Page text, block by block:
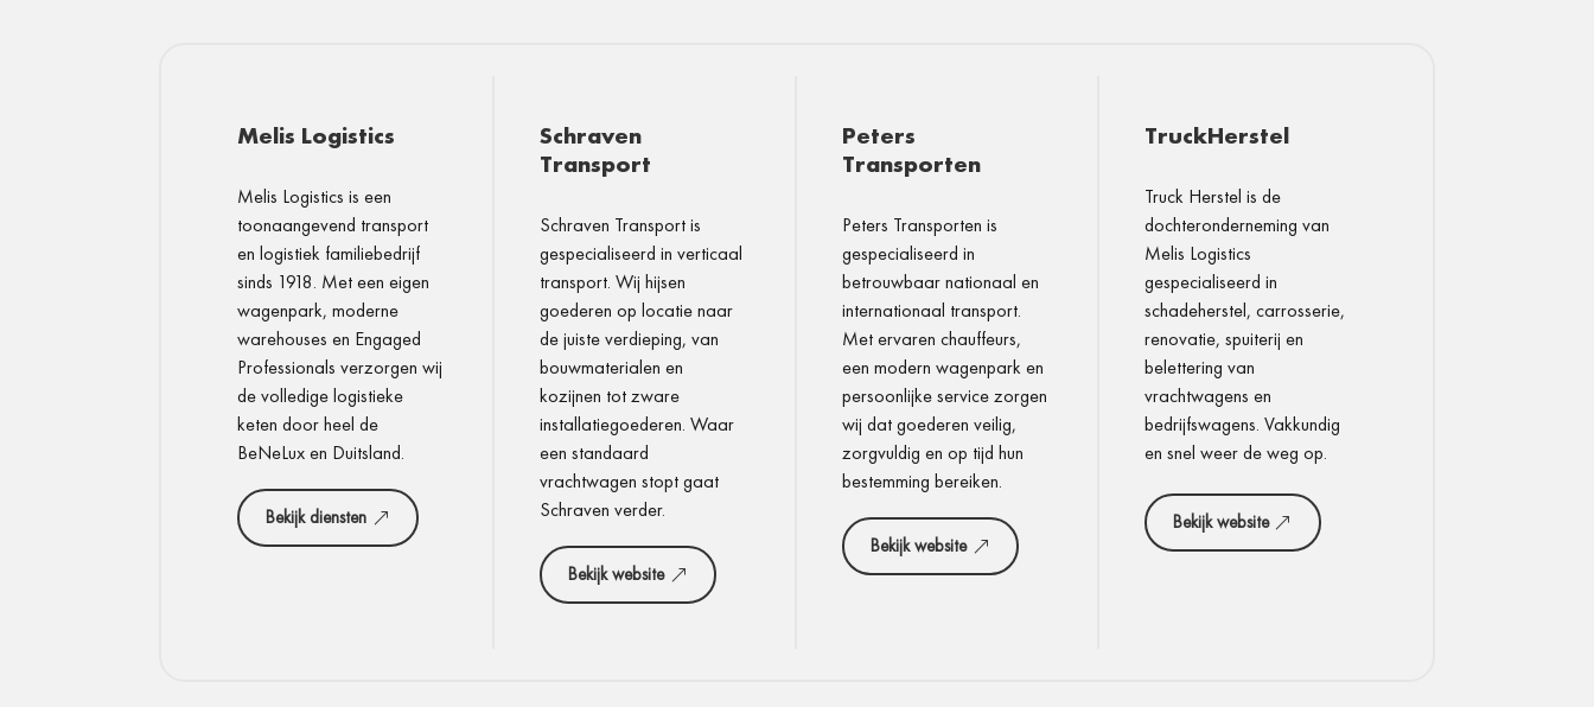
Melis Logistics
Melis Logistics is een
toonaangevend transport
en logistiek familiebedrijf
sinds 1918. Met een eigen
wagenpark, moderne
warehouses en Engaged
Professionals verzorgen wij
de volledige logistieke
keten door heel de
BeNeLux en Duitsland.
Bekijk diensten
Schraven
Transport
Schraven Transport is
gespecialiseerd in verticaal
transport. Wij hijsen
goederen op locatie naar
de juiste verdieping, van
bouwmaterialen en
kozijnen tot zware
installatiegoederen. Waar
een standaard
vrachtwagen stopt gaat
Schraven verder.
Bekijk website
Peters
Transporten
Peters Transporten is
gespecialiseerd in
betrouwbaar nationaal en
internationaal transport.
Met ervaren chauffeurs,
een modern wagenpark en
persoonlijke service zorgen
wij dat goederen veilig,
zorgvuldig en op tijd hun
bestemming bereiken.
Bekijk website
TruckHerstel
Truck Herstel is de
dochteronderneming van
Melis Logistics
gespecialiseerd in
schadeherstel, carrosserie,
renovatie, spuiterij en
belettering van
vrachtwagens en
bedrijfswagens. Vakkundig
en snel weer de weg op.
Bekijk website